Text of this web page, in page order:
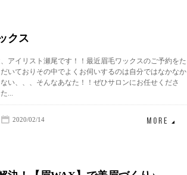
クス
アイリスト瀬尾です！！最近眉毛ワックスのご予約をた
だいておりその中でよくお伺いするのは自分ではなかなか
い、、、そんなあなた！！ぜひサロンにお任せくださ
...
2020/02/14